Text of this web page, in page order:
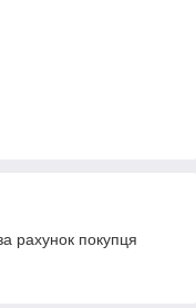
рахунок покупця